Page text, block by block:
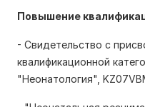
Повышение
- Свидетельство с
квалификационной
"Неонатология",